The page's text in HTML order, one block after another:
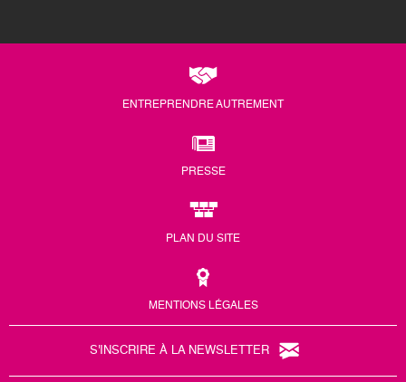
ENTREPRENDRE AUTREMENT
PRESSE
PLAN DU SITE
MENTIONS LÉGALES
S'INSCRIRE À LA NEWSLETTER